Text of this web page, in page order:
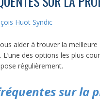
Huot Syndic
aider à trouver la
des options les plus
régulièrement.
sur la